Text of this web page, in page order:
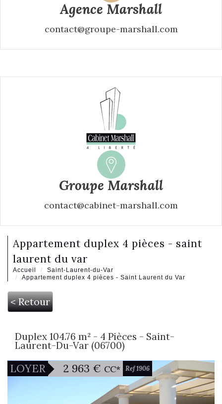
Agence Marshall
contact@groupe-marshall.com
Groupe Marshall
contact@cabinet-marshall.com
appartement duplex 4 pièces - saint
laurent du var
Accueil
Saint-Laurent-du-Var
Appartement duplex 4 pièces - Saint Laurent du Var
< Retour
Duplex 104.76 m² - 4 Pièces - Saint-
Laurent-Du-Var (06700)
LOYER 2 963 € CC* Ref 1906